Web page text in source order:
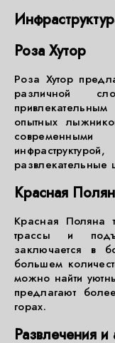
Роза Хутор
Роза Хутор
различной
опытных
развлекательные
Красная
Красная Поляна
трассы и
заключается в
большем
можно найти
предлагают
горах.
Развлечения